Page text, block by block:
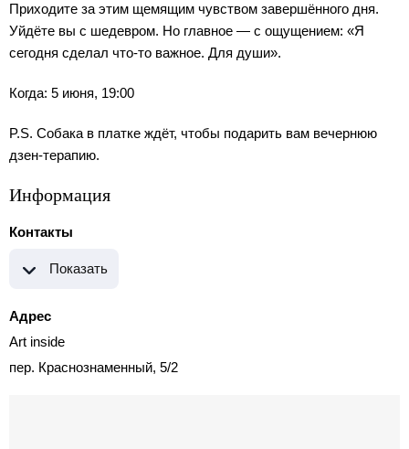
Приходите за этим щемящим чувством завершённого дня.
Уйдёте вы с шедевром. Но главное — с ощущением: «Я
сегодня сделал что-то важное. Для души».
Когда: 5 июня, 19:00
P.S. Собака в платке ждёт, чтобы подарить вам вечернюю
дзен-терапию.
Информация
Контакты
Показать
Адрес
Art inside
пер. Краснознаменный, 5/2